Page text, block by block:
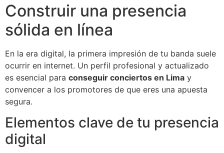
Construir una presencia
sólida en línea
En la era digital, la primera impresión de tu banda suele
ocurrir en internet. Un perfil profesional y actualizado
es esencial para conseguir conciertos en Lima y
convencer a los promotores de que eres una apuesta
segura.
Elementos clave de tu presencia
digital